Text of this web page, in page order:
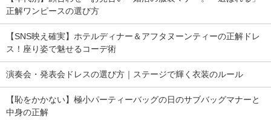
正解ワンピースの選び方
【SNS映え確実】ホテルディナー＆アフタヌーンティーの正解ドレ
ス！座り姿で魅せるコーデ術
演奏会・発表会ドレスの選び方｜ステージで輝く衣装のルール
【恥をかかない】極小パーティーバッグの日のサブバッグマナーと
中身の正解